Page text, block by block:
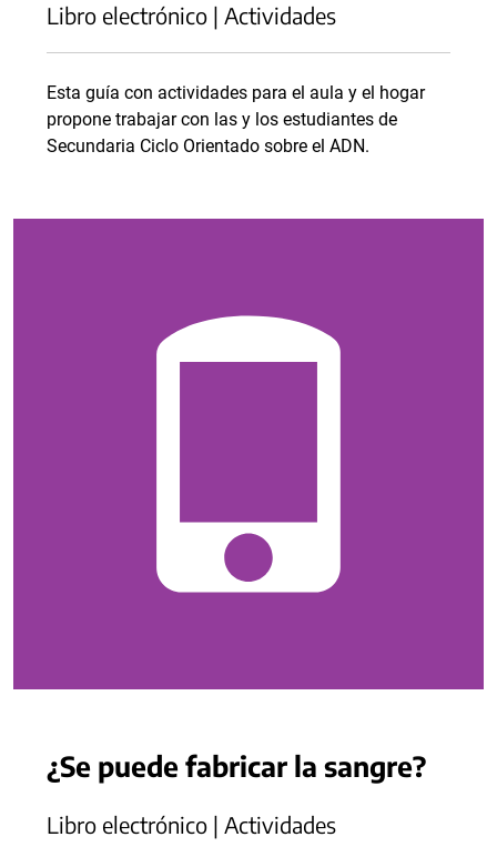
Libro electrónico | Actividades
Esta guía con actividades para el aula y el hogar
propone trabajar con las y los estudiantes de
Secundaria Ciclo Orientado sobre el ADN.
¿Se puede fabricar la sangre?
Libro electrónico | Actividades